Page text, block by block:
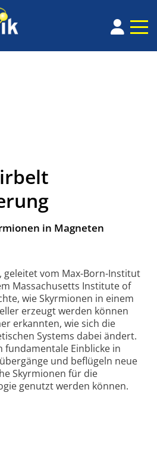
in Magneten
geleitet vom Max-Born-Institut
Massachusetts Institute of
wie Skyrmionen in einem
erzeugt werden können
erkannten, wie sich die
Systems dabei ändert.
fundamentale Einblicke in
und beflügeln neue
Skyrmionen für die
genutzt werden können.